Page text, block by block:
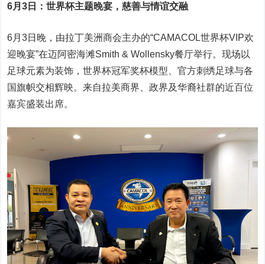
6月3日：世界杯主题晚宴，慈善与情谊交融
6月3日晚，由拉丁美洲商会主办的“CAMACOL世界杯VIP欢
迎晚宴”在迈阿密海滩Smith & Wollensky餐厅举行。现场以
足球元素为装饰，世界杯冠军奖杯模型、官方刺绣足球与各
国旗帜交相辉映。来自拉美商界、政界及华裔社群的近百位
嘉宾盛装出席。